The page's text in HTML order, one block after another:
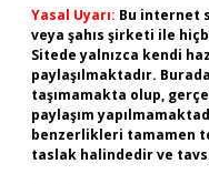
Yasal Uyarı: Bu internet
veya şahıs şirketi ile
Sitede yalnızca kendi
paylaşılmaktadır.
taşımamakta olup,
paylaşım
benzerlikleri tamamen
taslak halindedir ve